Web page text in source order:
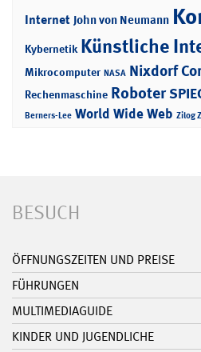
Internet John von Neumann
Kybernetik Künstliche
Mikrocomputer NASA Nixdorf
Rechenmaschine Roboter
Berners-Lee World Wide Web Zilog
BESUCH
ÖFFNUNGSZEITEN UND PREISE
FÜHRUNGEN
MULTIMEDIAGUIDE
KINDER UND JUGENDLICHE